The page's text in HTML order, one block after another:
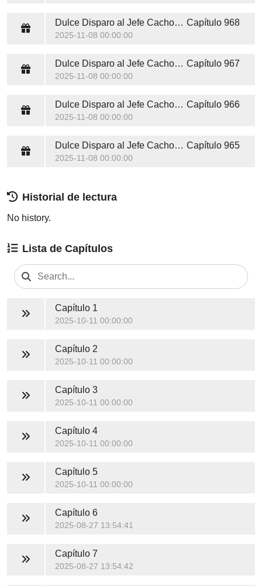
Dulce Disparo al Jefe Cachorro Enamorado Capítulo 968
2025-11-08 00:00:00
Dulce Disparo al Jefe Cachorro Enamorado Capítulo 967
2025-11-08 00:00:00
Dulce Disparo al Jefe Cachorro Enamorado Capítulo 966
2025-11-08 00:00:00
Dulce Disparo al Jefe Cachorro Enamorado Capítulo 965
2025-11-08 00:00:00
Historial de lectura
No history.
Lista de Capítulos
Capítulo 1
2025-10-11 00:00:00
Capítulo 2
2025-10-11 00:00:00
Capítulo 3
2025-10-11 00:00:00
Capítulo 4
2025-10-11 00:00:00
Capítulo 5
2025-10-11 00:00:00
Capítulo 6
2025-08-27 13:54:41
Capítulo 7
2025-08-27 13:54:42